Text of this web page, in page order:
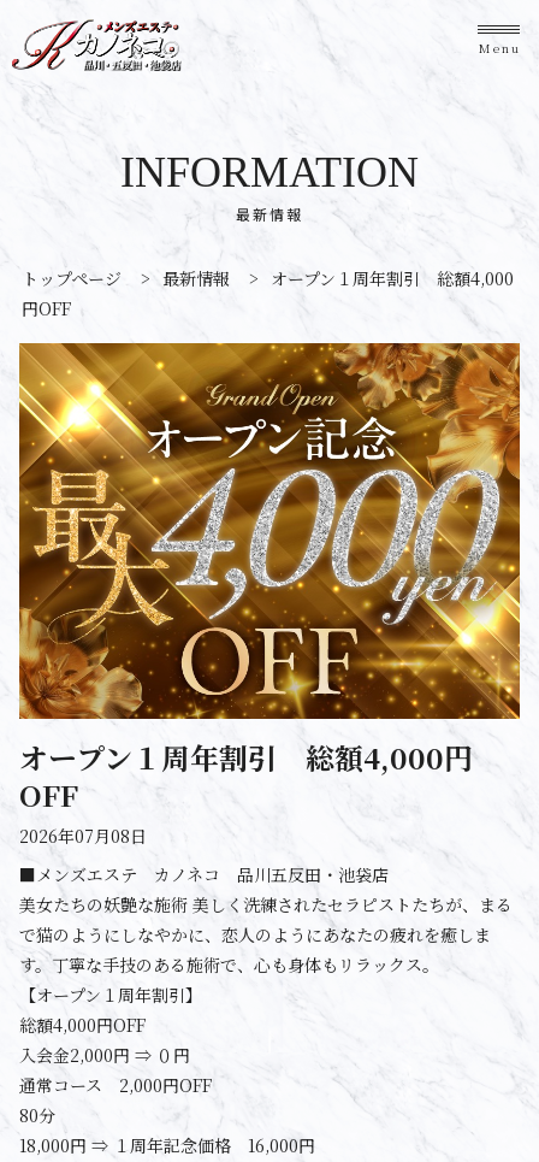
Menu
最新情報
INFORMATION
トップページ > 最新情報 > オープン１周年割引 総額4,000
円OFF
オープン１周年割引 総額4,000円
OFF
2026年07月08日
■メンズエステ カノネコ 品川五反田・池袋店
美女たちの妖艶な施術 美しく洗練されたセラピストたちが、まる
で猫のようにしなやかに、恋人のようにあなたの疲れを癒しま
す。丁寧な手技のある施術で、心も身体もリラックス。
【オープン１周年割引】
総額4,000円OFF
入会金2,000円 ⇒ ０円
通常コース 2,000円OFF
80分
18,000円 ⇒ １周年記念価格 16,000円